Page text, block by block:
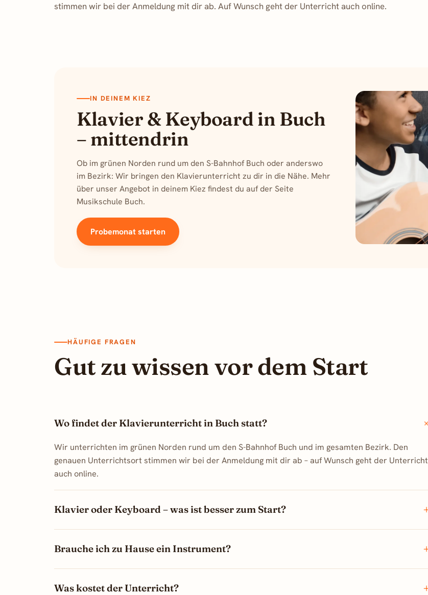
stimmen wir bei der Anmeldung mit dir ab. Auf Wunsch geht der Unterricht auch online.
IN DEINEM KIEZ
Klavier & Keyboard in Buch
– mittendrin
Ob im grünen Norden rund um den S-Bahnhof Buch oder anderswo
im Bezirk: Wir bringen den Klavierunterricht zu dir in die Nähe. Mehr
über unser Angebot in deinem Kiez findest du auf der Seite
Musikschule Buch.
Probemonat starten
HÄUFIGE FRAGEN
Gut zu wissen vor dem Start
Wo findet der Klavierunterricht in Buch statt?
Wir unterrichten im grünen Norden rund um den S-Bahnhof Buch und im gesamten Bezirk. Den
genauen Unterrichtsort stimmen wir bei der Anmeldung mit dir ab – auf Wunsch geht der Unterricht
auch online.
Klavier oder Keyboard – was ist besser zum Start?
Brauche ich zu Hause ein Instrument?
Was kostet der Unterricht?